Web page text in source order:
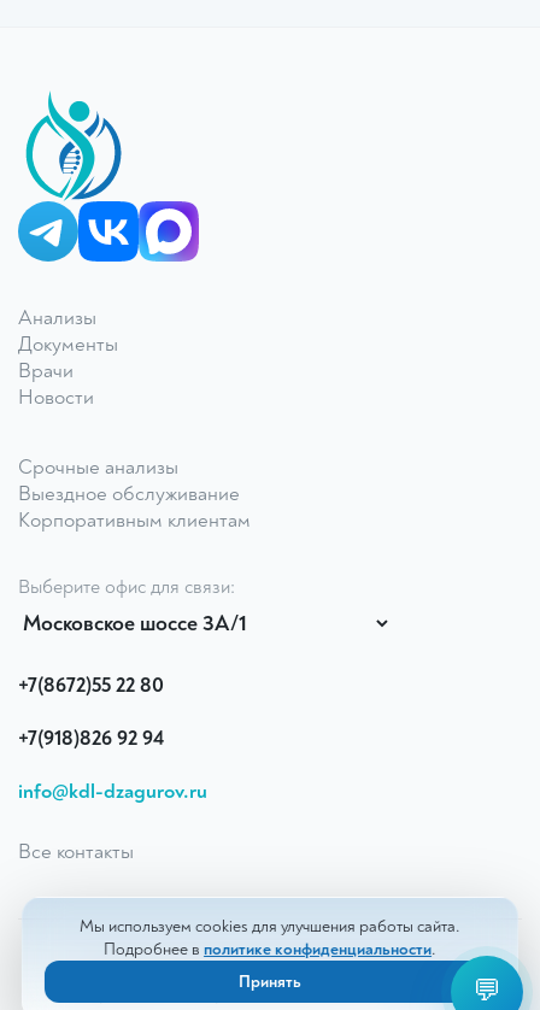
Анализы
Документы
Врачи
Новости
Срочные анализы
Выездное обслуживание
Корпоративным клиентам
Выберите офис для связи:
+7(8672)55 22 80
+7(918)826 92 94
info@kdl-dzagurov.ru
Все контакты
© 2026 КДЛ «Дзагуров». Все права защищены
Разработка и сопровождение сайта —
White_cat
Мы используем cookies для улучшения работы сайта.
Подробнее в политике конфиденциальности.
Принять
💬